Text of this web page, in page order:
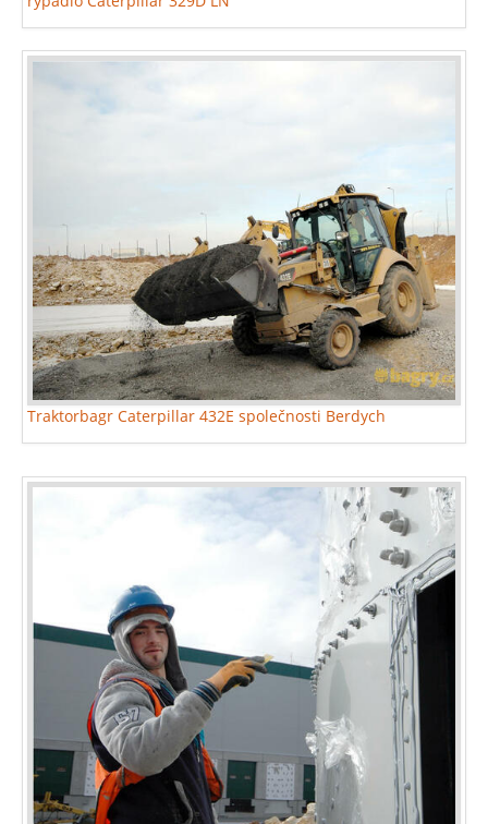
Traktorbagr Caterpillar 432E společnosti Berdych